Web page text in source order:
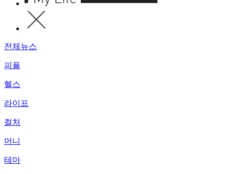
전체뉴스
피플
헬스
라이프
컬처
머니
테마